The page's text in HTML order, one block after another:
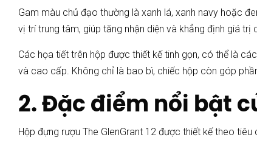
Gam màu chủ đạo thường là xanh lá, xanh navy hoặc
vị trí trung tâm, giúp tăng nhận diện và khẳng định giá trị
Các họa tiết trên hộp được thiết kế tinh gọn, có thể là
và cao cấp. Không chỉ là bao bì, chiếc hộp còn góp
2. Đặc điểm nổi bật
Hộp đựng rượu The GlenGrant 12 được thiết kế theo